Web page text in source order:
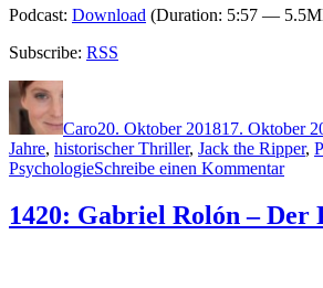
Podcast: Download (Duration: 5:57 —
Subscribe: RSS
Autor
Caro20. Oktober 201817. Oktober
Jahre, historischer Thriller, Jack the Ripper,
PsychologieSchreibe einen Kommentarzu
Craig
1420: Gabriel Rolón – Der